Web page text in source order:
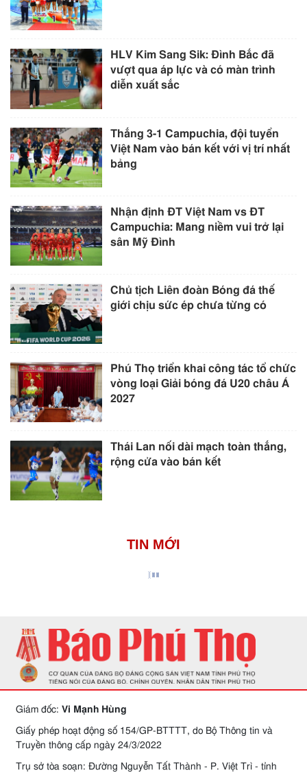
HLV Kim Sang Sik: Đình Bắc đã
vượt qua áp lực và có màn trình
diễn xuất sắc
Thắng 3-1 Campuchia, đội tuyển
Việt Nam vào bán kết với vị trí nhất
bảng
Nhận định ĐT Việt Nam vs ĐT
Campuchia: Mang niềm vui trở lại
sân Mỹ Đình
Chủ tịch Liên đoàn Bóng đá thế
giới chịu sức ép chưa từng có
Phú Thọ triển khai công tác tổ chức
vòng loại Giải bóng đá U20 châu Á
2027
Thái Lan nối dài mạch toàn thắng,
rộng cửa vào bán kết
TIN MỚI
Giám đốc: Vi Mạnh Hùng
Giấy phép hoạt động số 154/GP-BTTTT, do Bộ Thông tin và
Truyền thông cấp ngày 24/3/2022
Trụ sở tòa soạn: Đường Nguyễn Tất Thành - P. Việt Trì - tỉnh